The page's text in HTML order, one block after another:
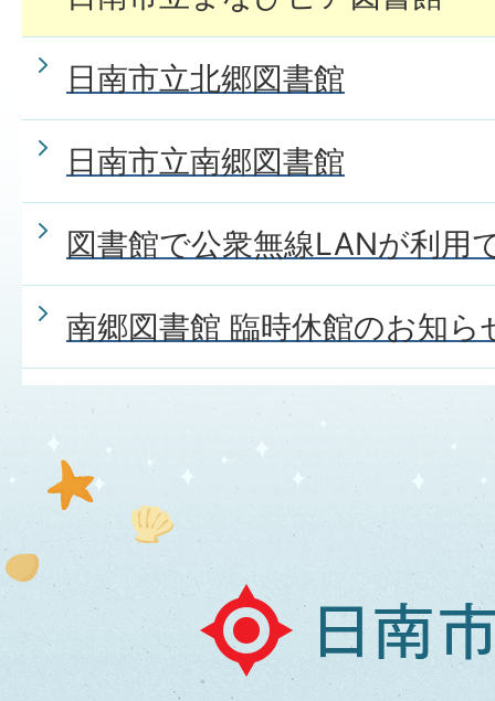
日南市立北郷図書館
日南市立南郷図書館
図書館で公衆無線LANが利用
南郷図書館 臨時休館のお知ら
日
南